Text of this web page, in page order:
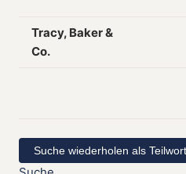
Tracy, Baker &
Co.